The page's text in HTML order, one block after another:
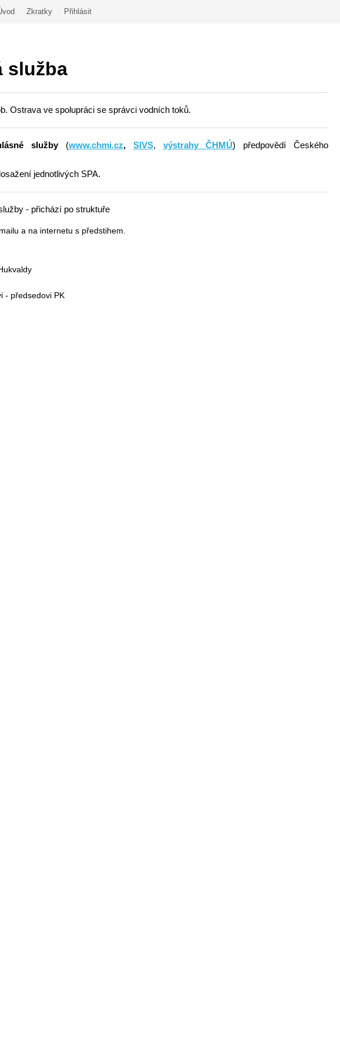
Zkratky Přihlásit
služba
Ostrava ve spolupráci se správci vodních toků.
služby(www.chmi.cz, SIVS, výstrahy ČHMÚ) předpovědí Českého
jednotlivých SPA.
- přichází po struktuře
a na internetu s předstihem.
- předsedovi PK